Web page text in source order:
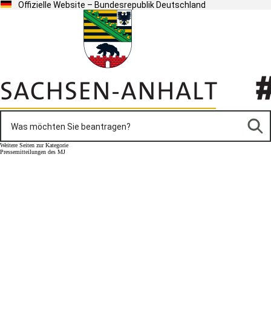
Offizielle Website – Bundesrepublik Deutschland
Weitere Seiten zur Kategorie
Pressemitteilungen des MJ